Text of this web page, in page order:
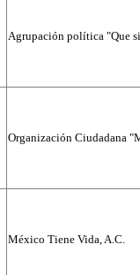
Agrupación política "Que
Organización Ciudadana
México Tiene Vida, A.C.